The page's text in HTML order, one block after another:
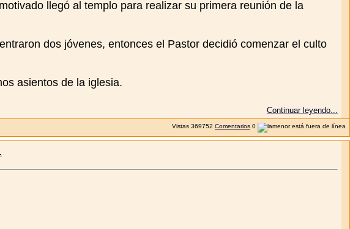
llegó al templo para realizar su primera reunión de la
dos jóvenes, entonces el Pastor decidió comenzar el culto
asientos de la iglesia.
Continuar leyendo...
Vistas 369752 Comentarios 0